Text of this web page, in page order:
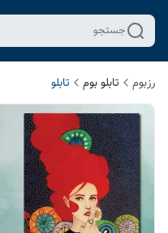
جستجو
رزبوم تابلو بوم تابلو